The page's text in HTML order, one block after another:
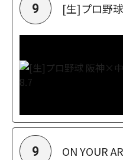
9 [生]プロ野
9 ON YOUR